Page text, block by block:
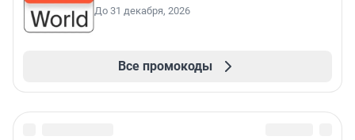
До 31 декабря, 2026
Все промокоды